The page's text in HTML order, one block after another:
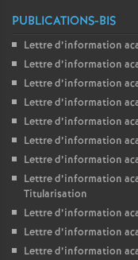
PUBLICATIONS-BIS
Lettre d’information
Lettre d’information
Lettre d’information
Lettre d’information
Lettre d’information
Lettre d’information
Lettre d’information
Lettre d’information
Titularisation
Lettre d’information
Lettre d’information
Lettre d’information